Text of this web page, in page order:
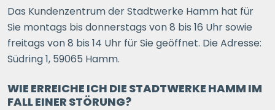
Das Kundenzentrum der Stadtwerke Hamm hat für
Sie montags bis donnerstags von 8 bis 16 Uhr sowie
freitags von 8 bis 14 Uhr für Sie geöffnet. Die Adresse:
Südring 1, 59065 Hamm.
WIE ERREICHE ICH DIE STADTWERKE HAMM IM
FALL EINER STÖRUNG?